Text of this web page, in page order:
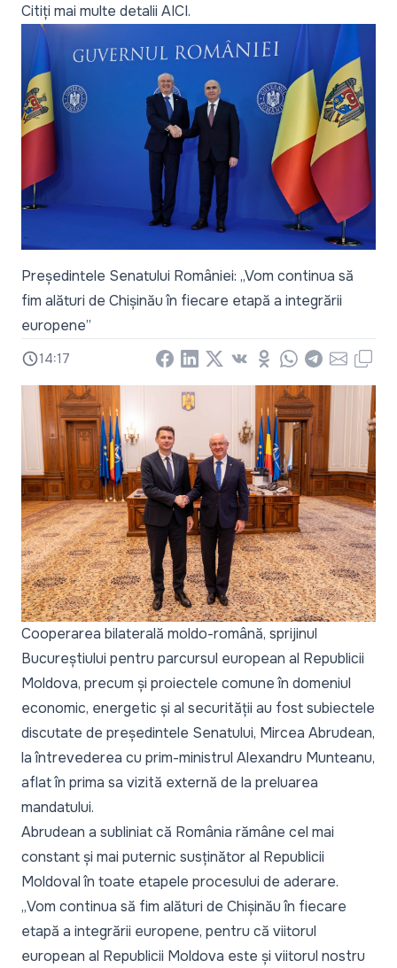
Citiți mai multe detalii AICI.
Președintele Senatului României: „Vom continua să
fim alături de Chișinău în fiecare etapă a integrării
europene”
14:17 Facebook
LinkedIn
X Vkontakte
Odnoklassniki
WhatsApp
Telegram
EmailCopy
Cooperarea bilaterală moldo-română, sprijinul
Bucureștiului pentru parcursul european al Republicii
Moldova, precum și proiectele comune în domeniul
economic, energetic și al securității au fost subiectele
discutate de președintele Senatului, Mircea Abrudean,
la întrevederea cu prim-ministrul Alexandru Munteanu,
aflat în prima sa vizită externă de la preluarea
mandatului.
Abrudean a subliniat că România rămâne cel mai
constant și mai puternic susținător al Republicii
Moldoval în toate etapele procesului de aderare.
„Vom continua să fim alături de Chișinău în fiecare
etapă a integrării europene, pentru că viitorul
european al Republicii Moldova este și viitorul nostru